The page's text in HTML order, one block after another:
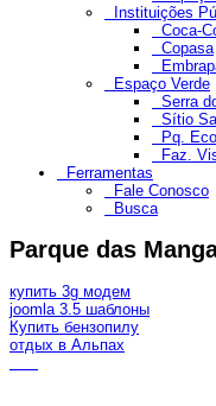
Instituições
Coca-
Copasa
Espaço Verde
Serra
Sítio
Pq.
Faz.
Ferramentas
Fale Conosco
Busca
Parque das
купить 3g модем
joomla 3.5 шаблоны
Купить бензопилу
отдых в Альпах